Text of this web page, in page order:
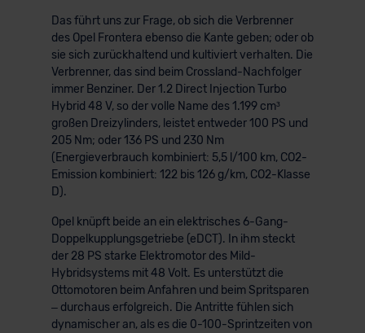
Das führt uns zur Frage, ob sich die Verbrenner
des Opel Frontera ebenso die Kante geben; oder ob
sie sich zurückhaltend und kultiviert verhalten. Die
Verbrenner, das sind beim Crossland-Nachfolger
immer Benziner. Der 1.2 Direct Injection Turbo
Hybrid 48 V, so der volle Name des 1.199 cm³
großen Dreizylinders, leistet entweder 100 PS und
205 Nm; oder 136 PS und 230 Nm
(Energieverbrauch kombiniert: 5,5 l/100 km, CO2-
Emission kombiniert: 122 bis 126 g/km, CO2-Klasse
D).
Opel knüpft beide an ein elektrisches 6-Gang-
Doppelkupplungsgetriebe (eDCT). In ihm steckt
der 28 PS starke Elektromotor des Mild-
Hybridsystems mit 48 Volt. Es unterstützt die
Ottomotoren beim Anfahren und beim Spritsparen
– durchaus erfolgreich. Die Antritte fühlen sich
dynamischer an, als es die 0-100-Sprintzeiten von